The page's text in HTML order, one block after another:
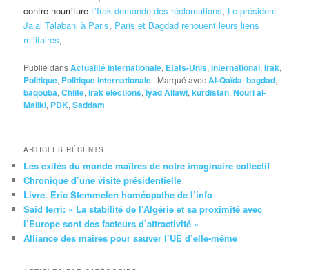
contre nourriture L’Irak demande des réclamations, Le président
Jalal Talabani à Paris, Paris et Bagdad renouent leurs liens
militaires,
Publié dansActualité internationale, Etats-Unis,international,Irak,
Politique, Politique internationale | Marqué avecAl-Qaïda,bagdad,
baqouba,Chiite,irak elections,Iyad Allawi,kurdistan,Nouri al-
Maliki, PDK,Saddam
ARTICLES RÉCENTS
Les exilés du monde maîtres de notre imaginaire collectif
Chronique d’une visite présidentielle
Livre. Eric Stemmelen homéopathe de l’info
Said ferri: « La stabilité de l’Algérie et sa proximité avec
l’Europe sont des facteurs d’attractivité »
Alliance des maires pour sauver l’UE d’elle-même